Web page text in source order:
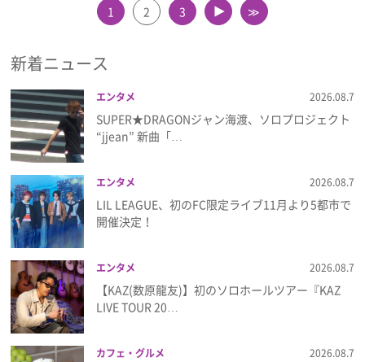
1 2 3 ▲ ≫
新着ニュース
エンタメ 2026.08.7
SUPER★DRAGONジャン海渡、ソロプロジェクト
“jjean” 新曲「…
エンタメ 2026.08.7
LIL LEAGUE、初のFC限定ライブ11月より5都市で
開催決定！
エンタメ 2026.08.7
【KAZ(数原龍友)】初のソロホールツアー『KAZ
LIVE TOUR 20…
カフェ・グルメ 2026.08.7